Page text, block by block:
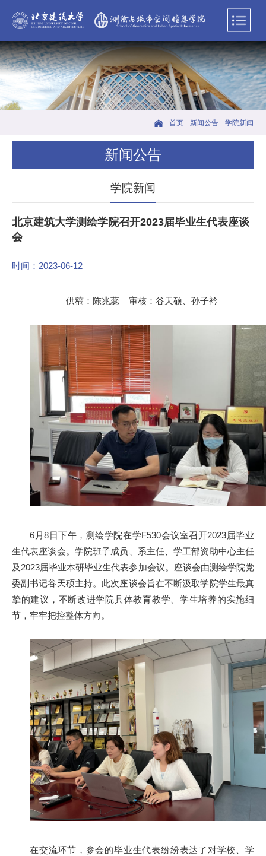
首页- 新闻公告- 学院新闻
新闻公告
学院新闻
北京建筑大学测绘学院召开2023届毕业生代表座谈
会
时间：2023-06-12
供稿：陈兆蕊 审核：谷天硕、孙子衿
6月8日下午，测绘学院在学F530会议室召开2023届毕业
生代表座谈会。学院班子成员、系主任、学工部资助中心主任
及2023届毕业本研毕业生代表参加会议。座谈会由测绘学院党
委副书记谷天硕主持。此次座谈会旨在不断汲取学院学生最真
挚的建议，不断改进学院具体教育教学、学生培养的实施细
节，牢牢把控整体方向。
在交流环节，参会的毕业生代表纷纷表达了对学校、学